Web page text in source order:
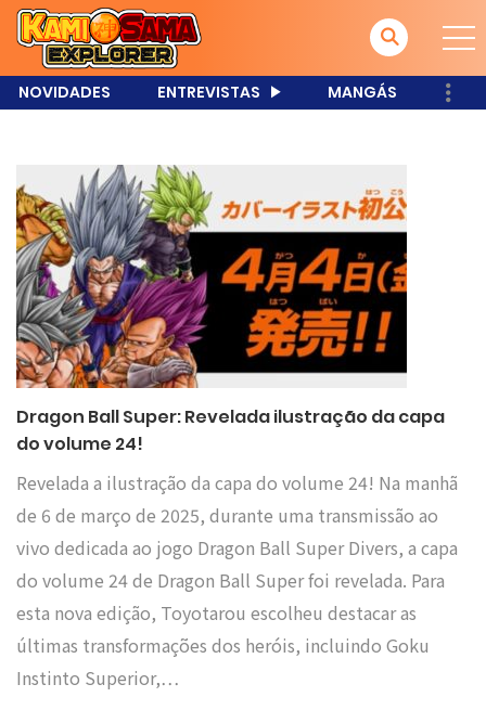
NOVIDADES ENTREVISTAS MANGÁS
Dragon Ball Super: Revelada ilustração da capa
do volume 24!
Revelada a ilustração da capa do volume 24! Na manhã
de 6 de março de 2025, durante uma transmissão ao
vivo dedicada ao jogo Dragon Ball Super Divers, a capa
do volume 24 de Dragon Ball Super foi revelada. Para
esta nova edição, Toyotarou escolheu destacar as
últimas transformações dos heróis, incluindo Goku
Instinto Superior,…